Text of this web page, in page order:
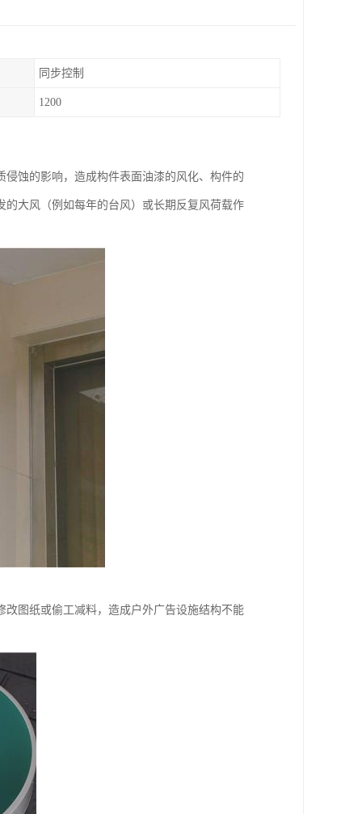
同步控制
1200
蚀的影响，造成构件表面油漆的风化、构件的
大风（例如每年的台风）或长期反复风荷载作
图纸或偷工减料，造成户外广告设施结构不能